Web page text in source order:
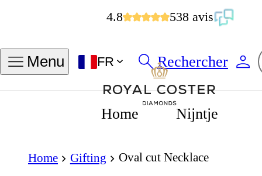
4.8 538 avis
Menu FR Rechercher
Home Nijntje
Home Gifting Oval cut Necklace